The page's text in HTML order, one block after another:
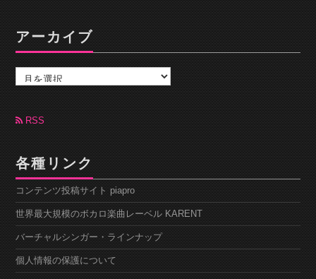
アーカイブ
カ
ブ RSS
各種リンク
コンテンツ投稿サイト piapro
世界最大規模のボカロ楽曲レーベル KARENT
バーチャルシンガー・ラインナップ
個人情報の保護について